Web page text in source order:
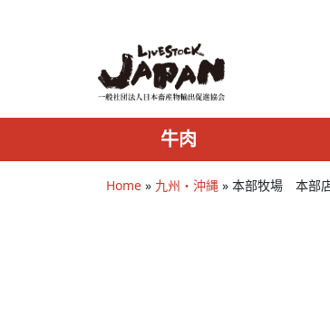
牛肉
Home » 九州・沖縄 » 本部牧場 本部